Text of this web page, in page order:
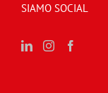
SIAMO SOCIAL